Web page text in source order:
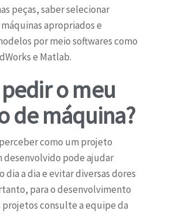
peças, saber selecionar
apropriados e
por meio softwares como
e Matlab.
o meu
de máquina?
como um projeto
desenvolvido pode ajudar
dia a dia e evitar diversas dores
para o desenvolvimento
consulte a equipe da